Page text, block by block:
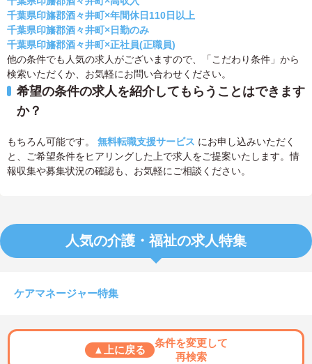
千葉県印旛郡酒々井町×年間休日110日以上
千葉県印旛郡酒々井町×日勤のみ
千葉県印旛郡酒々井町×正社員(正職員)
他の条件でも人気の求人がございますので、「こだわり条件」から
検索いただくか、お気軽にお問い合わせください。
希望の条件の求人を紹介してもらうことはできます
か？
もちろん可能です。 無料転職支援サービス にお申し込みいただく
と、ご希望条件をヒアリングした上で求人をご提案いたします。情
報収集や募集状況の確認も、お気軽にご相談ください。
人気の介護・福祉の求人特集
ケアマネージャー特集
▲上に戻る
条件を変更して
再検索